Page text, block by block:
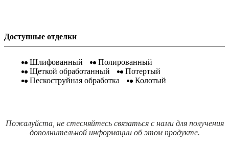
Доступные отделки
Шлифованный
Полированный
Щеткой обработанный
Потертый
Пескоструйная обработка
Колотый
Пожалуйста, не стесняйтесь связаться с нами для получения
дополнительной информации об этом продукте.